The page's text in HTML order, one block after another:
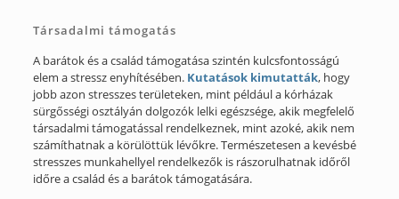
Társadalmi támogatás
A barátok és a család támogatása szintén kulcsfontosságú
elem a stressz enyhítésében. Kutatások kimutatták, hogy
jobb azon stresszes területeken, mint például a kórházak
sürgősségi osztályán dolgozók lelki egészsége, akik megfelelő
társadalmi támogatással rendelkeznek, mint azoké, akik nem
számíthatnak a körülöttük lévőkre. Természetesen a kevésbé
stresszes munkahellyel rendelkezők is rászorulhatnak időről
időre a család és a barátok támogatására.